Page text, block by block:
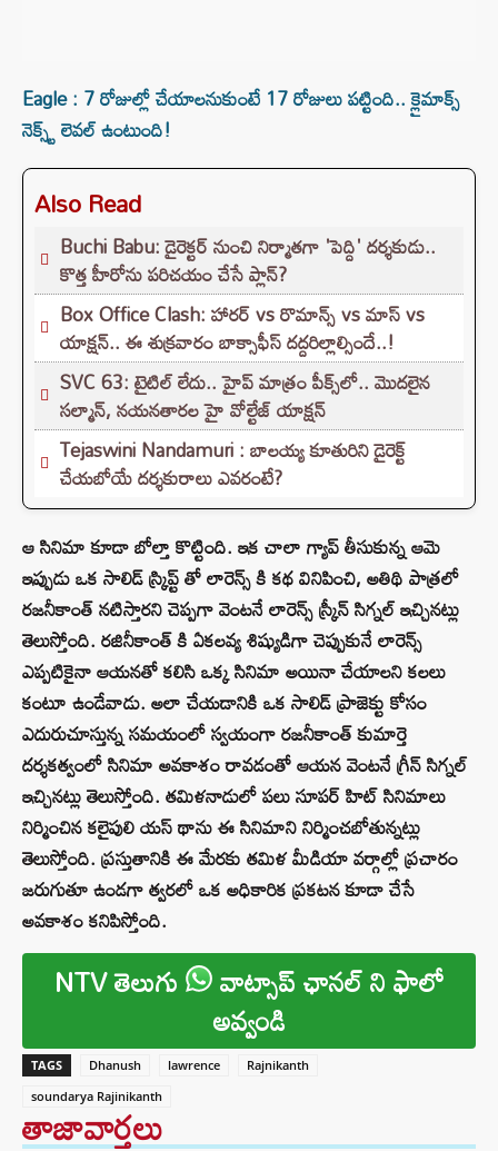
Eagle : 7 రోజుల్లో చేయాలనుకుంటే 17 రోజులు పట్టింది.. క్లైమాక్స్
నెక్స్ట్ లెవల్ ఉంటుంది!
Also Read
Buchi Babu: డైరెక్టర్ నుంచి నిర్మాతగా 'పెద్ది' దర్శకుడు..
కొత్త హీరోను పరిచయం చేసే ప్లాన్?
Box Office Clash: హారర్ vs రొమాన్స్ vs మాస్ vs
యాక్షన్.. ఈ శుక్రవారం బాక్సాఫీస్ దద్దరిల్లాల్సిందే..!
SVC 63: టైటిల్ లేదు.. హైప్ మాత్రం పీక్స్‌లో.. మొదలైన
సల్మాన్, నయనతారల హై వోల్టేజ్ యాక్షన్
Tejaswini Nandamuri : బాలయ్య కూతురిని డైరెక్ట్
చేయబోయే దర్శకురాలు ఎవరంటే?
ఆ సినిమా కూడా బోల్తా కొట్టింది. ఇక చాలా గ్యాప్ తీసుకున్న ఆమె
ఇప్పుడు ఒక సాలిడ్ స్క్రిప్ట్ తో లారెన్స్ కి కథ వినిపించి, అతిథి పాత్రలో
రజనీకాంత్ నటిస్తారని చెప్పగా వెంటనే లారెన్స్ స్క్రీన్ సిగ్నల్ ఇచ్చినట్లు
తెలుస్తోంది. రజినీకాంత్ కి ఏకలవ్య శిష్యుడిగా చెప్పుకునే లారెన్స్
ఎప్పటికైనా ఆయనతో కలిసి ఒక్క సినిమా అయినా చేయాలని కలలు
కంటూ ఉండేవాడు. అలా చేయడానికి ఒక సాలిడ్ ప్రాజెక్టు కోసం
ఎదురుచూస్తున్న సమయంలో స్వయంగా రజనీకాంత్ కుమార్తె
దర్శకత్వంలో సినిమా అవకాశం రావడంతో ఆయన వెంటనే గ్రీన్ సిగ్నల్
ఇచ్చినట్లు తెలుస్తోంది. తమిళనాడులో పలు సూపర్ హిట్ సినిమాలు
నిర్మించిన కలైపులి యస్ థాను ఈ సినిమాని నిర్మించబోతున్నట్లు
తెలుస్తోంది. ప్రస్తుతానికి ఈ మేరకు తమిళ మీడియా వర్గాల్లో ప్రచారం
జరుగుతూ ఉండగా త్వరలో ఒక అధికారిక ప్రకటన కూడా చేసే
అవకాశం కనిపిస్తోంది.
NTV తెలుగు వాట్సాప్ ఛానల్ ని ఫాలో
అవ్వండి
TAGS Dhanush lawrence
Rajnikanth
soundarya Rajinikanth
తాజావార్తలు